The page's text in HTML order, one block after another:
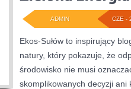
CZE -
ADMIN
Ekos-Sułów to inspirujący
natury, który pokazuje, że
środowisko nie musi
skomplikowanych decyzji ani